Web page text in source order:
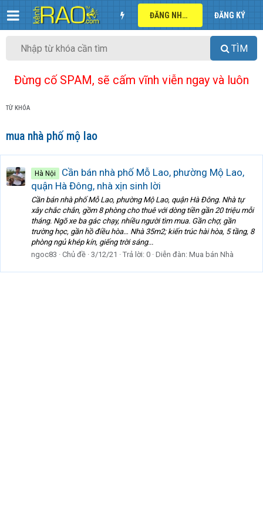
ĐĂNG NHẬP ĐĂNG KÝ
TÌM
Đừng cố SPAM, sẽ cấm vĩnh viễn ngay và luôn
TỪ KHÓA
mua nhà phố mộ lao
Hà Nội
Cần bán nhà phố Mỗ Lao, phường Mộ Lao,
quận Hà Đông, nhà xịn sinh lời
Cần bán nhà phố Mỗ Lao, phường Mộ Lao, quận Hà Đông. Nhà tự
xây chắc chắn, gồm 8 phòng cho thuê với dòng tiền gần 20 triệu mỗi
tháng. Ngõ xe ba gác chạy, nhiều người tìm mua. Gần chợ, gần
trường học, gần hồ điều hòa… Nhà 35m2; kiến trúc hài hòa, 5 tầng, 8
phòng ngủ khép kín, giếng trời sáng...
ngoc83
Chủ đề 3/12/21 Trả lời: 0 Diễn đàn: Mua bán Nhà